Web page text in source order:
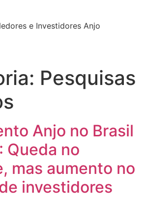
e Investidores Anjo
Pesquisas
Anjo no Brasil
Queda no
mas aumento no
investidores